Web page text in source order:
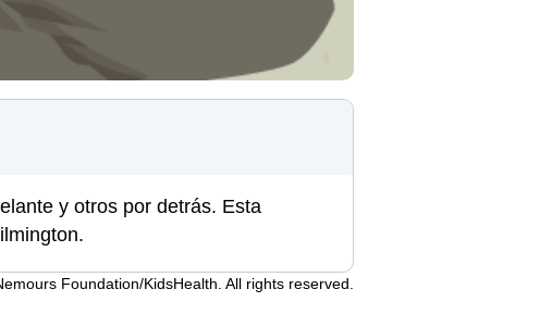
y otros por detrás. Esta
Foundation/KidsHealth. All rights reserved.